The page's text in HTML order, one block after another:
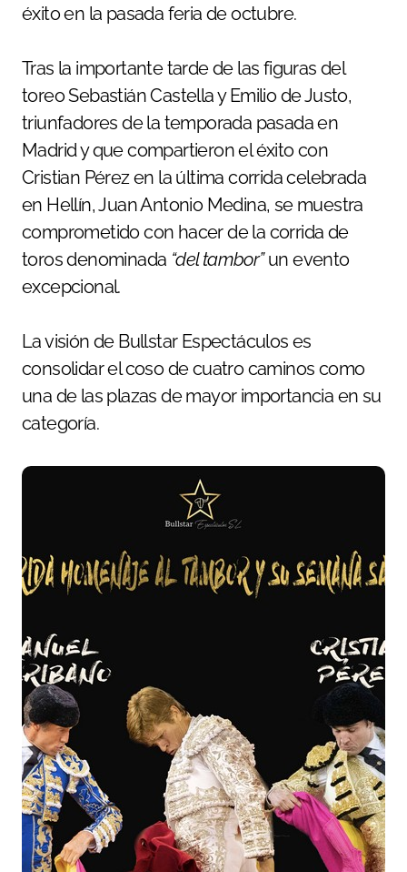
éxito en la pasada feria de octubre.
Tras la importante tarde de las figuras del
toreo Sebastián Castella y Emilio de Justo,
triunfadores de la temporada pasada en
Madrid y que compartieron el éxito con
Cristian Pérez en la última corrida celebrada
en Hellín, Juan Antonio Medina, se muestra
comprometido con hacer de la corrida de
toros denominada “del tambor”un evento
excepcional.
La visión de Bullstar Espectáculos es
consolidar el coso de cuatro caminos como
una de las plazas de mayor importancia en su
categoría.